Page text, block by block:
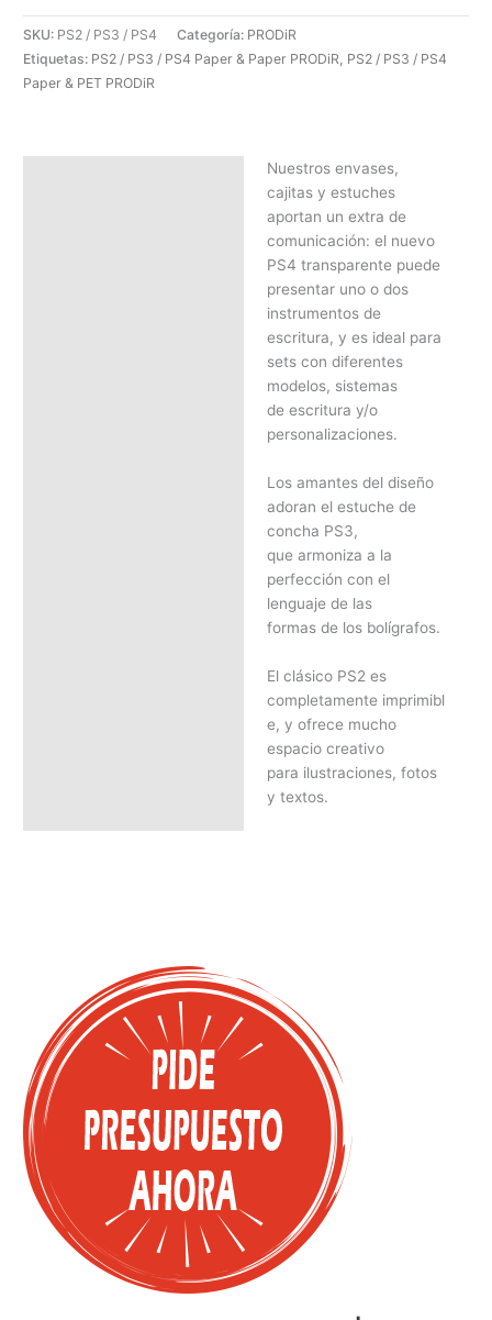
SKU: PS2 / PS3 / PS4 Categoría: PRODiR
Etiquetas: PS2 / PS3 / PS4 Paper & Paper PRODiR, PS2 / PS3 / PS4
Paper & PET PRODiR
Nuestros envases,
cajitas y estuches
aportan un extra de
comunicación: el nuevo
PS4 transparente puede
presentar uno o dos
instrumentos de
escritura, y es ideal para
sets con diferentes
modelos, sistemas
de escritura y/o
personalizaciones.
Los amantes del diseño
adoran el estuche de
concha PS3,
que armoniza a la
perfección con el
lenguaje de las
formas de los bolígrafos.
El clásico PS2 es
completamente imprimibl
e, y ofrece mucho
espacio creativo
para ilustraciones, fotos
y textos.